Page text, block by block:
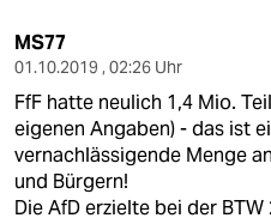
MS77
01.10.2019 , 02:26 Uhr
FfF hatte neulich 1,4 Mio.
eigenen Angaben) - das ist
vernachlässigende Menge
und Bürgern!
Die AfD erzielte bei der